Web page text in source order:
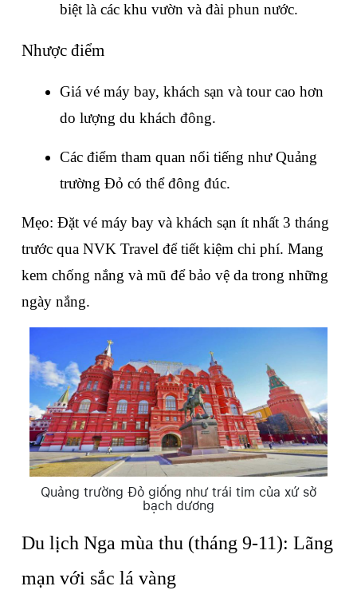
biệt là các khu vườn và đài phun nước.
Nhược điểm
Giá vé máy bay, khách sạn và tour cao hơn
do lượng du khách đông.
Các điểm tham quan nổi tiếng như Quảng
trường Đỏ có thể đông đúc.
Mẹo: Đặt vé máy bay và khách sạn ít nhất 3 tháng
trước qua NVK Travel để tiết kiệm chi phí. Mang
kem chống nắng và mũ để bảo vệ da trong những
ngày nắng.
Quảng trường Đỏ giống như trái tim của xứ sở
bạch dương
Du lịch Nga mùa thu (tháng 9-11): Lãng
mạn với sắc lá vàng